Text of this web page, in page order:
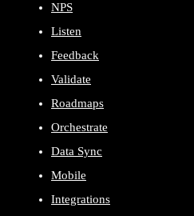
NPS
Listen
Feedback
Validate
Roadmaps
Orchestrate
Data Sync
Mobile
Integrations